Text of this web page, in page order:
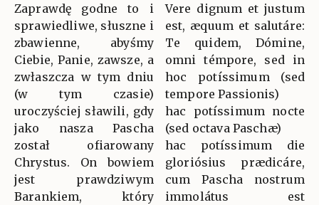
Zaprawdę godne to i
sprawiedliwe, słuszne i
zbawienne, abyśmy
Ciebie, Panie, zawsze, a
zwłaszcza w tym dniu
(w tym czasie)
uroczyściej sławili, gdy
jako nasza Pascha
został ofiarowany
Chrystus. On bowiem
jest prawdziwym
Barankiem, który
Vere dignum et justum
est, æquum et salutáre:
Te quidem, Dómine,
omni témpore, sed in
hoc potíssimum (sed
tempore Passionis)
hac potíssimum nocte
(sed octava Paschæ)
hac potíssimum die
gloriósius prædicáre,
cum Pascha nostrum
immolátus est